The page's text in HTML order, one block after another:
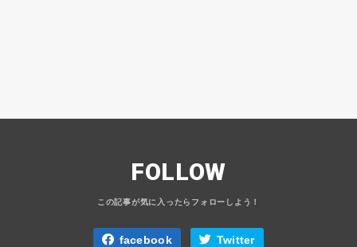
FOLLOW
facebook Twitter